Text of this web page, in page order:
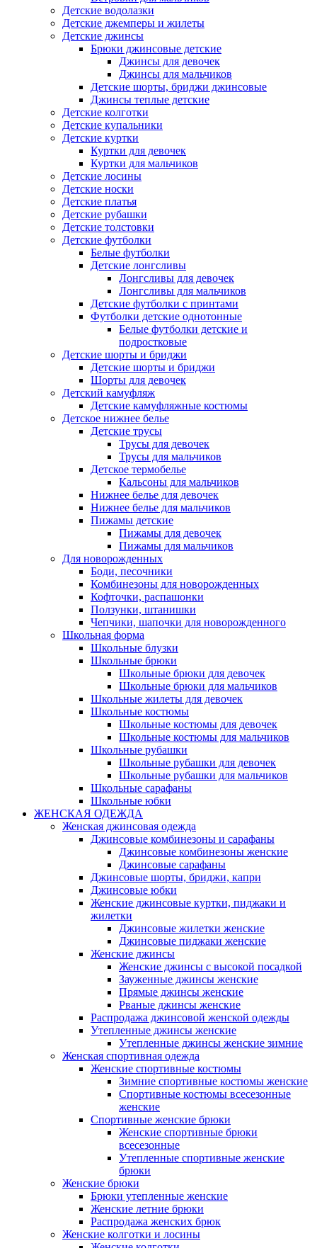
Детские водолазки
Детские джемперы и жилеты
Детские джинсы
Брюки джинсовые детские
Джинсы для девочек
Джинсы для мальчиков
Детские шорты, бриджи джинсовые
Джинсы теплые детские
Детские колготки
Детские купальники
Детские куртки
Куртки для девочек
Куртки для мальчиков
Детские лосины
Детские носки
Детские платья
Детские рубашки
Детские толстовки
Детские футболки
Белые футболки
Детские лонгсливы
Лонгсливы для девочек
Лонгсливы для мальчиков
Детские футболки с принтами
Футболки детские однотонные
Белые футболки детские и
подростковые
Детские шорты и бриджи
Детские шорты и бриджи
Шорты для девочек
Детский камуфляж
Детские камуфляжные костюмы
Детское нижнее белье
Детские трусы
Трусы для девочек
Трусы для мальчиков
Детское термобелье
Кальсоны для мальчиков
Нижнее белье для девочек
Нижнее белье для мальчиков
Пижамы детские
Пижамы для девочек
Пижамы для мальчиков
Для новорожденных
Боди, песочники
Комбинезоны для новорожденных
Кофточки, распашонки
Ползунки, штанишки
Чепчики, шапочки для новорожденного
Школьная форма
Школьные блузки
Школьные брюки
Школьные брюки для девочек
Школьные брюки для мальчиков
Школьные жилеты для девочек
Школьные костюмы
Школьные костюмы для девочек
Школьные костюмы для мальчиков
Школьные рубашки
Школьные рубашки для девочек
Школьные рубашки для мальчиков
Школьные сарафаны
Школьные юбки
ЖЕНСКАЯ ОДЕЖДА
Женская джинсовая одежда
Джинсовые комбинезоны и сарафаны
Джинсовые комбинезоны женские
Джинсовые сарафаны
Джинсовые шорты, бриджи, капри
Джинсовые юбки
Женские джинсовые куртки, пиджаки и
жилетки
Джинсовые жилетки женские
Джинсовые пиджаки женские
Женские джинсы
Женские джинсы с высокой посадкой
Зауженные джинсы женские
Прямые джинсы женские
Рваные джинсы женские
Распродажа джинсовой женской одежды
Утепленные джинсы женские
Утепленные джинсы женские зимние
Женская спортивная одежда
Женские спортивные костюмы
Зимние спортивные костюмы женские
Спортивные костюмы всесезонные
женские
Спортивные женские брюки
Женские спортивные брюки
всесезонные
Утепленные спортивные женские
брюки
Женские брюки
Брюки утепленные женские
Женские летние брюки
Распродажа женских брюк
Женские колготки и лосины